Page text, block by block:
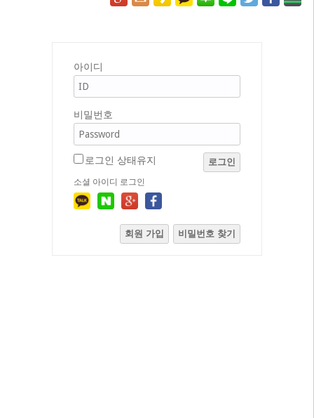
아이디
비밀번호
로그인 상태유지 로그인
소셜 아이디 로그인
회원 가입 비밀번호 찾기